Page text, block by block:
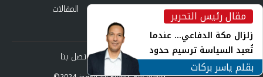
مقال رئيس التحرير
زلزال مكة الدفاعي... عندما
تُعيد السياسة ترسيم حدود
الأمن القومي العربي
بقلم ياسر بركات
صحة وجمال
عرب وعالم حوادث ومحاكم
المقالات
العدد الورقي
من نحن
سياسة الخصوصية اتصل بنا